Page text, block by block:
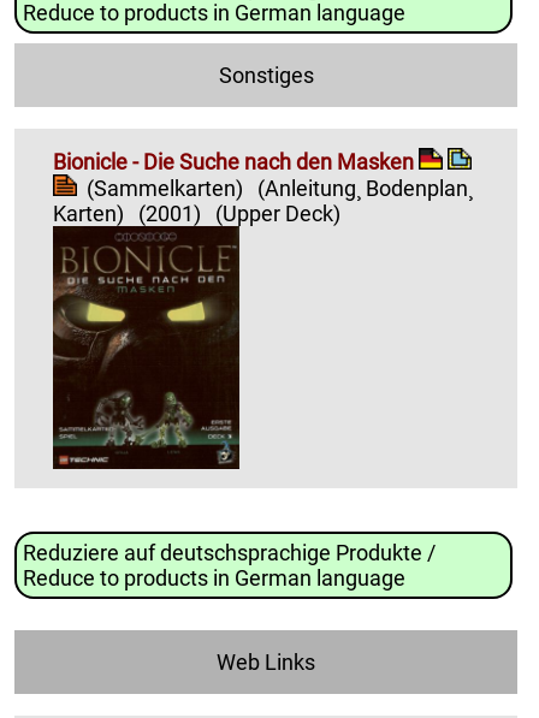
Reduce to products in German language
Sonstiges
Bionicle - Die Suche nach den Masken
(Sammelkarten)
(Anleitung¸ Bodenplan¸
Karten)
(2001) (Upper Deck)
Reduziere auf deutschsprachige Produkte /
Reduce to products in German language
Web Links